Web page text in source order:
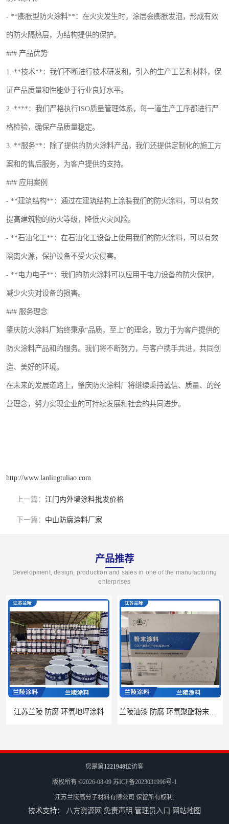
- **膨胀型防火涂料**：在火灾发生时，涂层会膨胀发泡，形成有效
的防火隔热层，为结构提供的保护。
### 产品优势
1. **技术**：我们不断进行技术研发和，引入的生产工艺和材料，保
证产品质量和性能处于行业良好水平。
2. ****：我们严格执行ISO质量管理体系，每一道生产工序都进行严
格检验，确保产品质量稳定。
3. **服务**：除了提供的防火涂料产品，我们还提供定制化的施工方
案和的售后服务，为客户提供的支持。
### 应用案例
- **建筑结构**：通过在建筑结构上涂装我们的防火涂料，可以有效
提高建筑物的防火等级，降低火灾风险。
- **石油化工**：在石油化工设备上使用我们的防火涂料，可以有效
隔离火源，保护设备不受火灾侵害。
- **电力电子**：我们的防火涂料可以应用于电力设备的防火保护，
减少火灾对设备的损害。
### 服务理念
肇庆防火涂料厂始终秉承“品质，至上”的理念，致力于为客户提供的
防火涂料产品和的服务。我们将不断努力，与客户携手共进，共同创
造、美好的环境。
在未来的发展道路上，肇庆防火涂料厂将继续秉持诚信、质量、的经
营理念，努力实现企业的可持续发展和社会的共同进步。
http://www.lanlingtuliao.com
上一篇： 江门内外墙涂料批发价格
下一篇： 中山防腐涂料厂家
产品推荐
Development, design, production and sales in one of the manufacturing
enterprises
江苏兰陵 防腐 环氧地坪涂料
您是第1221948位访客
版权所有 ©2026-08-09 苏ICP备2023031996号-1
江苏兰陵高分子材料有限公司 保留所有权利.
技术支持： 八方资源网 免责声明 管理员入口 网站地图